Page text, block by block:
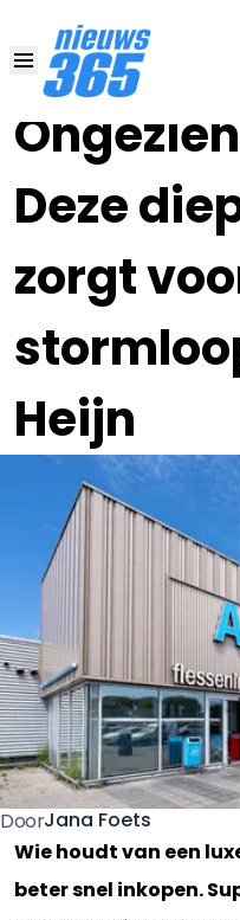
Deze
zorgt
Heijn
24 JUN , 13:00•
DoorJana Foets
Wie houdt van een
beter snel inkopen.